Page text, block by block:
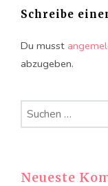
Schreibe
Du musst
abzugeben.
Suchen
nach:
Neueste